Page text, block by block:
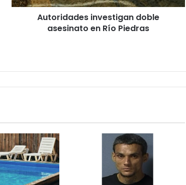
Autoridades investigan doble
asesinato en Río Piedras